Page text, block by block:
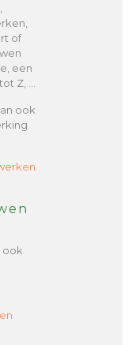
of
een
Z, …
ook
ook